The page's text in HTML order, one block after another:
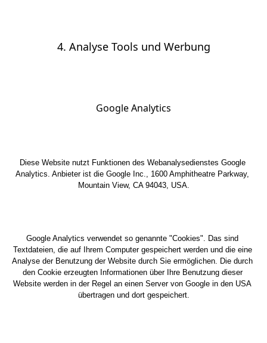
4. Analyse Tools und Werbung
Google Analytics
Diese Website nutzt Funktionen des Webanalysedienstes Google
Analytics. Anbieter ist die Google Inc., 1600 Amphitheatre Parkway,
Mountain View, CA 94043, USA.
Google Analytics verwendet so genannte "Cookies". Das sind
Textdateien, die auf Ihrem Computer gespeichert werden und die eine
Analyse der Benutzung der Website durch Sie ermöglichen. Die durch
den Cookie erzeugten Informationen über Ihre Benutzung dieser
Website werden in der Regel an einen Server von Google in den USA
übertragen und dort gespeichert.